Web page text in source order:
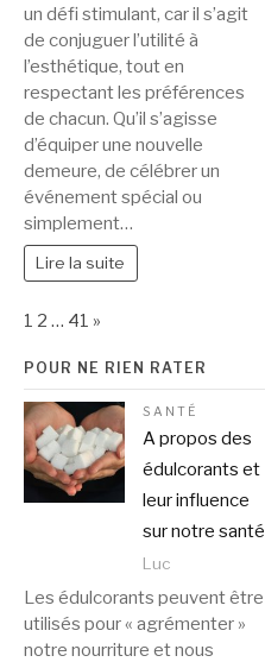
un défi stimulant, car il s’agit
de conjuguer l’utilité à
l’esthétique, tout en
respectant les préférences
de chacun. Qu’il s’agisse
d’équiper une nouvelle
demeure, de célébrer un
événement spécial ou
simplement…
Lire la suite
Page:
1 2 … 41 Next
»
POUR NE RIEN RATER
SANTÉ
A propos des
édulcorants et
leur influence
sur notre santé
Luc
Les édulcorants peuvent être
utilisés pour « agrémenter »
notre nourriture et nous